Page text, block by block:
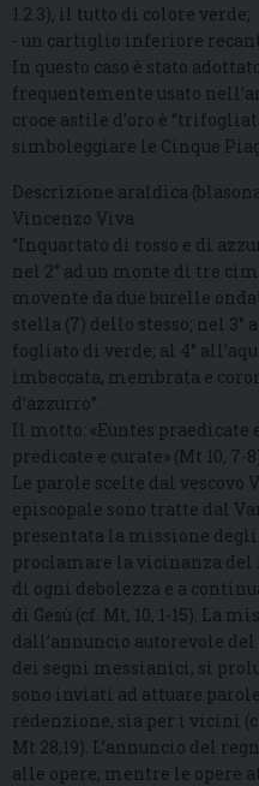
1.2.3), il tutto di colore verde;
- un cartiglio inferiore
In questo caso è stato
frequentemente usato
croce astile d’oro è
simboleggiare le Cinque
Descrizione araldica
Vincenzo Viva
“Inquartato di rosso e di
nel 2° ad un monte di tre
movente da due burelle
stella (7) dello stesso; nel 3°
fogliato di verde; al 4°
imbeccata, membrata e
d’azzurro”.
Il motto: «Euntes praedicate
predicate e curate» (Mt 10, 7-
Le parole scelte dal
episcopale sono tratte dal
presentata la missione
proclamare la vicinanza del
di ogni debolezza e a
di Gesù (cf. Mt, 10, 1-15). La
dall’annuncio autorevole
dei segni messianici, si
sono inviati ad attuare
redenzione, sia per i vicini
Mt 28,19). L’annuncio del
alle opere; mentre le opere